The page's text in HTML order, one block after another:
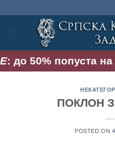
садржај
50% попуста на
ПОКЛОН
POSTED ON